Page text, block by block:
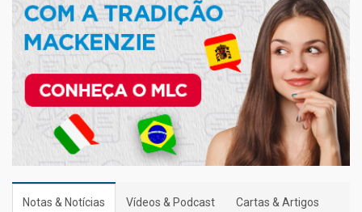
Notas & Notícias Vídeos & Podcast Cartas & Artigos